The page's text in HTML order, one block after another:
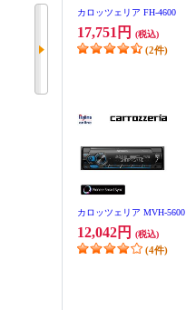
カロッツェリア FH-4600
17,751円 (税込)
(2件)
カロッツェリア MVH-5600
12,042円 (税込)
(4件)
ディオ【6.8V型ワイド/VGA/DVD-
V/VCD/CD/Bluetooth/USB/チュー
iPod/ネットワークモード】 FH-65
即納（在庫残りわず
(13件)